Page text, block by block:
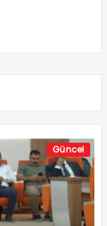
Güncel